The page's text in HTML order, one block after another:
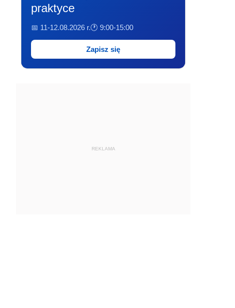
praktyce
📅 11-12.08.2026 r.🕐 9:00-15:00
Zapisz się
REKLAMA